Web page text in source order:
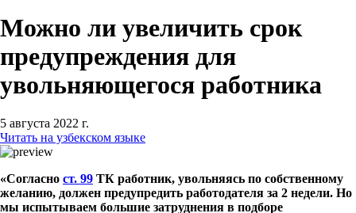
Можно ли увеличить срок
предупреждения для
увольняющегося работника
5 августа 2022 г.
Читать на узбекском языке
«Согласно ст. 99 ТК работник, увольняясь по собственному
желанию, должен предупредить работодателя за 2 недели. Но
мы испытываем большие затруднения в подборе